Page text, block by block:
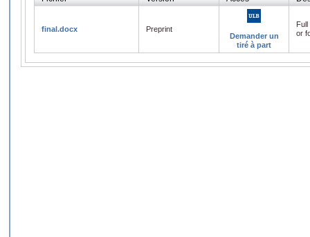
final.docx
Preprint
Demander un
tiré à part
or